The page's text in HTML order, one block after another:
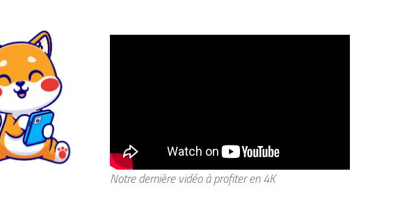
Notre dernière vidéo à profiter en 4K